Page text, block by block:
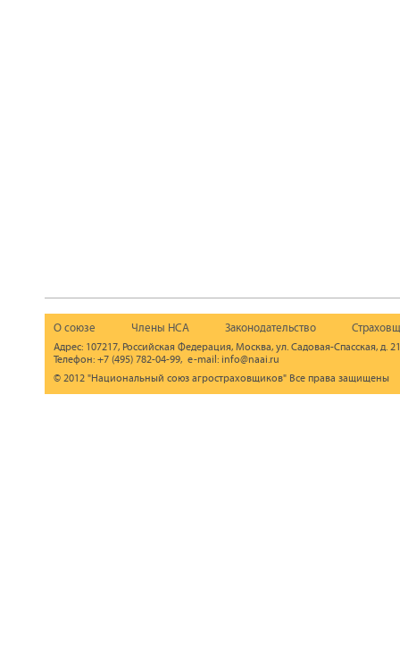
О союзе Члены НСА Законодательство
Адрес: 107217, Российская Федерация, Москва, ул. Садовая-Спасская, д.
Телефон: +7 (495) 782-04-99, e-mail: info@naai.ru
© 2012 "Национальный союз агростраховщиков" Все права защищены